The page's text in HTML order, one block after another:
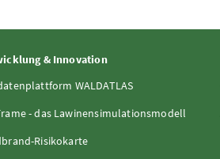
& Innovation
WALDATLAS
- das Lawinensimulationsmodell
Risikokarte